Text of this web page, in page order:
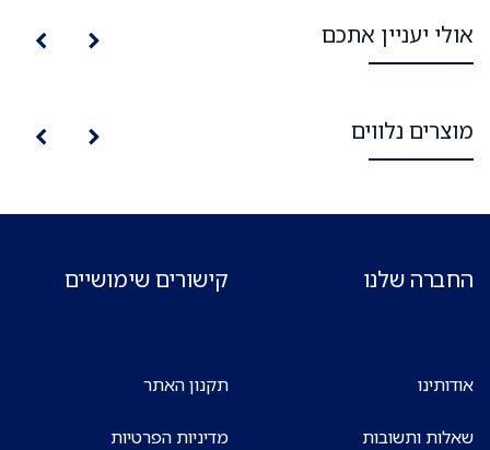
אולי יעניין אתכם
מוצרים נלווים
החברה שלנו
אודותינו
שאלות ותשובות
קישורים שימושיים
תקנון האתר
מדיניות הפרטיות